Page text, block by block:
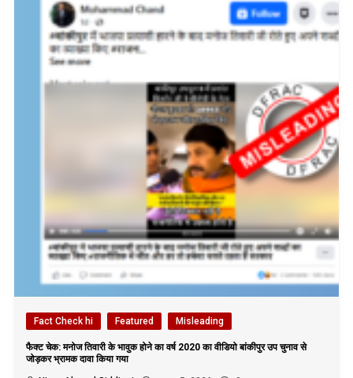
Fact Check hi Featured Misleading
फैक्ट चेक: मनोज तिवारी के भावुक होने का वर्ष 2020 का वीडियो बांकीपुर उप चुनाव से
जोड़कर भ्रामक दावा किया गया